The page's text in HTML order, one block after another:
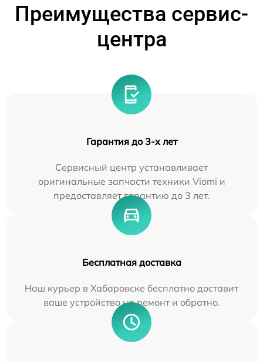
Преимущества сервис-
центра
Гарантия до 3-х лет
Сервисный центр устанавливает
оригинальные запчасти техники Viomi и
предоставляет гарантию до 3 лет.
Бесплатная доставка
Наш курьер в Хабаровске бесплатно доставит
ваше устройство на ремонт и обратно.